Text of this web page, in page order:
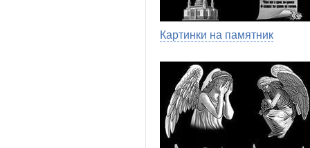
Картинки на памятник